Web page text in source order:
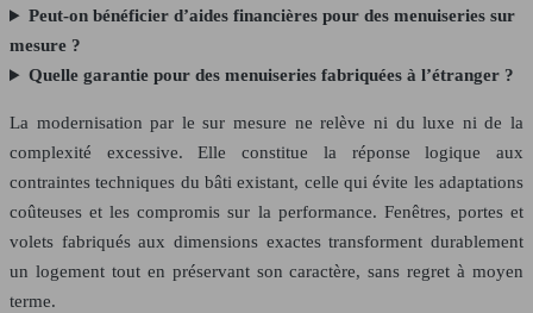
Peut-on bénéficier d’aides financières pour des menuiseries sur
mesure ?
Quelle garantie pour des menuiseries fabriquées à l’étranger ?
La modernisation par le sur mesure ne relève ni du luxe ni de la
complexité excessive. Elle constitue la réponse logique aux
contraintes techniques du bâti existant, celle qui évite les adaptations
coûteuses et les compromis sur la performance. Fenêtres, portes et
volets fabriqués aux dimensions exactes transforment durablement
un logement tout en préservant son caractère, sans regret à moyen
terme.